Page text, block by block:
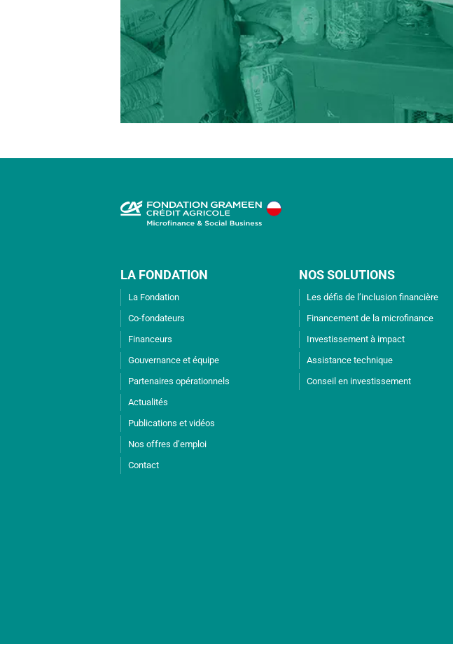
LA FONDATION
La Fondation
Co-fondateurs
Financeurs
Gouvernance et équipe
Partenaires opérationnels
Actualités
Publications et vidéos
Nos offres d’emploi
Contact
NOS SOLUTIONS
Les défis de l’inclusion financière
Financement de la microfinance
Investissement à impact
Assistance technique
Conseil en investissement